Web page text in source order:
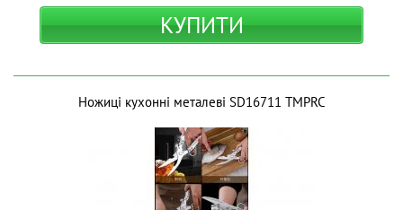
КУПИТИ
Ножиці кухонні металеві SD16711 ТМPRC